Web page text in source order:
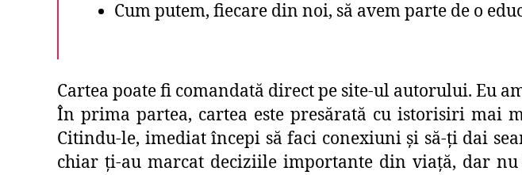
Cum putem, fiecare din noi, să avem parte de o
Cartea poate fi comandată direct pe site-ul autorului. Eu
În prima partea, cartea este presărată cu istorisiri mai
Citindu-le, imediat începi să faci conexiuni și să-ți dai
chiar ți-au marcat deciziile importante din viață, dar